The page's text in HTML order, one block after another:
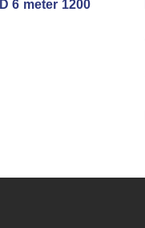
6 meter 1200